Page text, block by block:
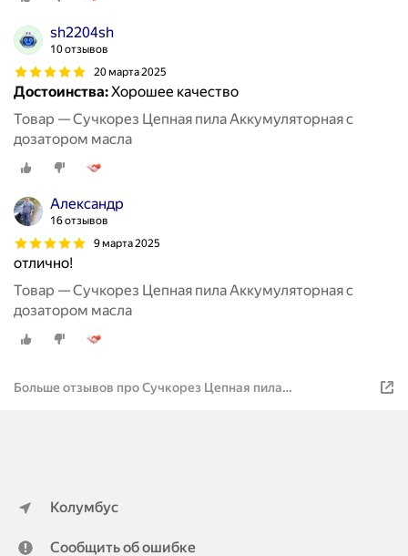
sh2204sh
10 отзывов
20 марта 2025
Достоинства:Хорошее качество
Товар — Cучкорез Цепная пила Аккумуляторная с
дозатором масла
Александр
16 отзывов
9 марта 2025
отлично!
Товар — Cучкорез Цепная пила Аккумуляторная с
дозатором масла
Больше отзывов про Cучкорез Цепная пила
Колумбус
Сообщить об ошибке